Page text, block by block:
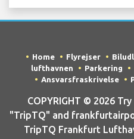
Home Flyrejser
lufthavnen
Parkering
Ansvarsfraskrivelse
COPYRIGHT © 2026
"TripTQ" and
TripTQ Frankfurt